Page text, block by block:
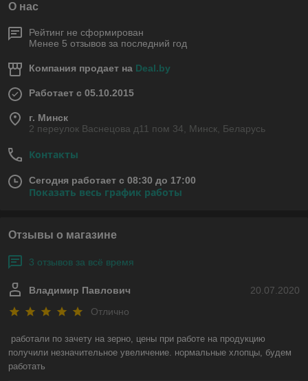
О нас
Рейтинг не сформирован
Менее 5 отзывов за последний год
Компания продает на Deal.by
Работает с 05.10.2015
г. Минск
2 переулок Васнецова д11 пом 34, Минск, Беларусь
Контакты
Сегодня работает с 08:30 до 17:00
Показать весь график работы
Отзывы о магазине
3 отзывов за всё время
20.07.2020
Владимир Павлович
Отлично
работали по зачету на зерно, цены при работе на продукцию
получили незначительное увеличение. нормальные хлопцы, будем
работать